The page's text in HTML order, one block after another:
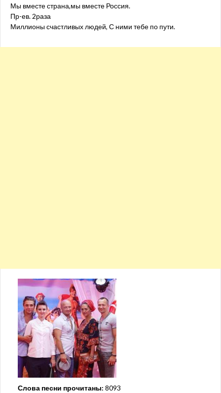
Мы вместе страна,мы вместе Россия.
Пр-ев. 2раза
Миллионы счастливых людей, С ними тебе по пути.
Слова песни прочитаны: 8093